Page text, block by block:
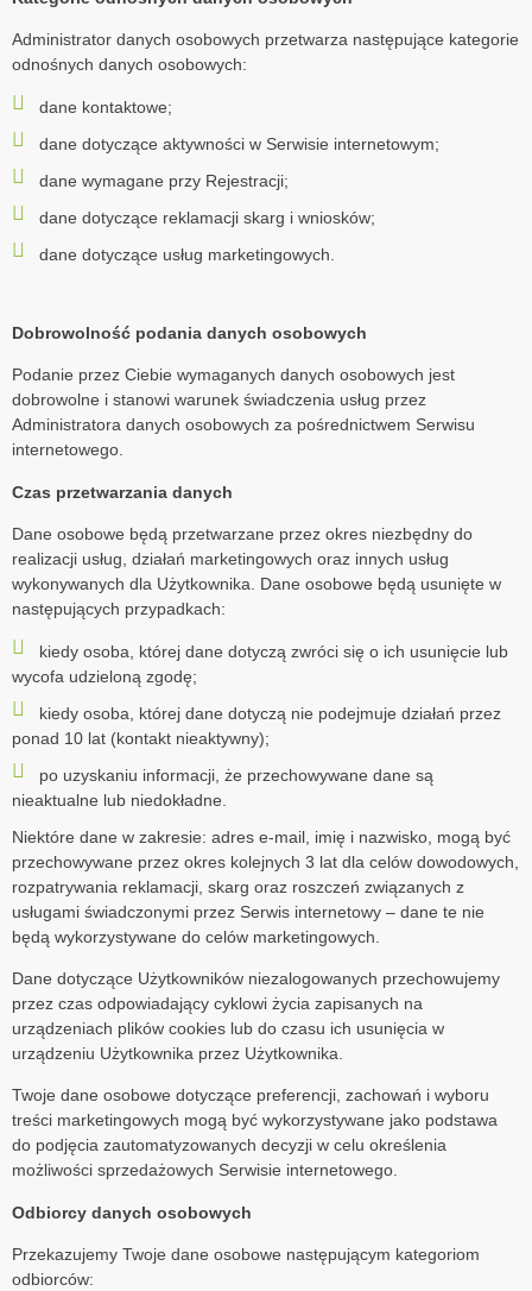
Administrator danych osobowych przetwarza następujące kategorie
odnośnych danych osobowych:
dane kontaktowe;
dane dotyczące aktywności w Serwisie internetowym;
dane wymagane przy Rejestracji;
dane dotyczące reklamacji skarg i wniosków;
dane dotyczące usług marketingowych.
Dobrowolność podania danych osobowych
Podanie przez Ciebie wymaganych danych osobowych jest
dobrowolne i stanowi warunek świadczenia usług przez
Administratora danych osobowych za pośrednictwem Serwisu
internetowego.
Czas przetwarzania danych
Dane osobowe będą przetwarzane przez okres niezbędny do
realizacji usług, działań marketingowych oraz innych usług
wykonywanych dla Użytkownika. Dane osobowe będą usunięte w
następujących przypadkach:
kiedy osoba, której dane dotyczą zwróci się o ich usunięcie lub
wycofa udzieloną zgodę;
kiedy osoba, której dane dotyczą nie podejmuje działań przez
ponad 10 lat (kontakt nieaktywny);
po uzyskaniu informacji, że przechowywane dane są
nieaktualne lub niedokładne.
Niektóre dane w zakresie: adres e-mail, imię i nazwisko, mogą być
przechowywane przez okres kolejnych 3 lat dla celów dowodowych,
rozpatrywania reklamacji, skarg oraz roszczeń związanych z
usługami świadczonymi przez Serwis internetowy – dane te nie
będą wykorzystywane do celów marketingowych.
Dane dotyczące Użytkowników niezalogowanych przechowujemy
przez czas odpowiadający cyklowi życia zapisanych na
urządzeniach plików cookies lub do czasu ich usunięcia w
urządzeniu Użytkownika przez Użytkownika.
Twoje dane osobowe dotyczące preferencji, zachowań i wyboru
treści marketingowych mogą być wykorzystywane jako podstawa
do podjęcia zautomatyzowanych decyzji w celu określenia
możliwości sprzedażowych Serwisie internetowego.
Odbiorcy danych osobowych
Przekazujemy Twoje dane osobowe następującym kategoriom
odbiorców: